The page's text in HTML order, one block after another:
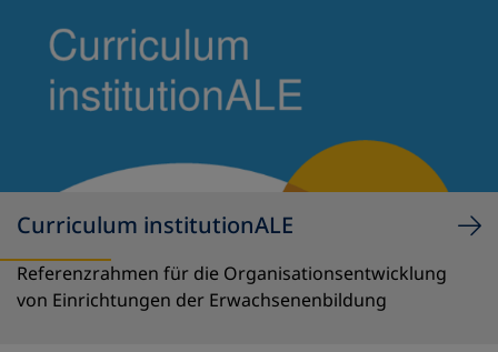
Curriculum institutionALE
Referenzrahmen für die Organisationsentwicklung
von Einrichtungen der Erwachsenenbildung